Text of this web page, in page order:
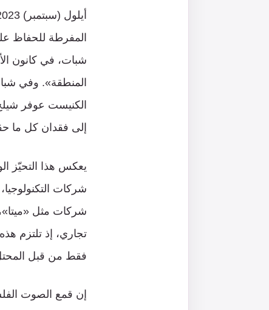
المفرطة للحفاظ
الكنيست عوفر
إلى فقدان كل ما
يعكس هذا التحيّز
شركات
شركات مثل
تجاري، إذ تلتزم
فقط من قبل
إن قمع الصوت